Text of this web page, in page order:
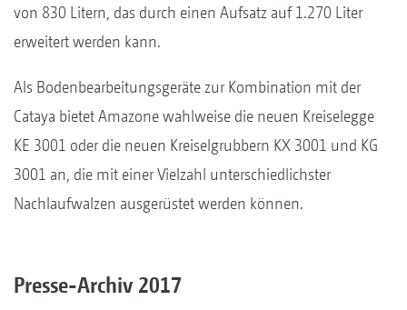
von 830 Litern, das durch einen Aufsatz auf 1.270 Liter
erweitert werden kann.
Als Bodenbearbeitungsgeräte zur Kombination mit der
Cataya bietet Amazone wahlweise die neuen Kreiselegge
KE 3001 oder die neuen Kreiselgrubbern KX 3001 und KG
3001 an, die mit einer Vielzahl unterschiedlichster
Nachlaufwalzen ausgerüstet werden können.
Presse-Archiv 2017